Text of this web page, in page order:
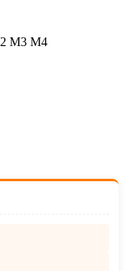
M3 M4